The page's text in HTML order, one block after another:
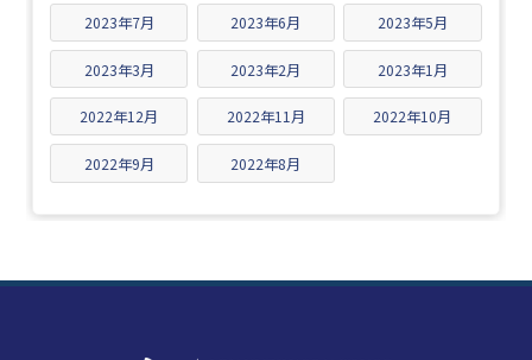
2023年7月 2023年6月 2023年5月
2023年3月 2023年2月 2023年1月
2022年12月 2022年11月 2022年10月
2022年9月 2022年8月